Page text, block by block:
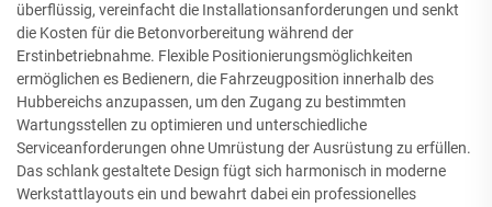
überflüssig, vereinfacht die Installationsanforderungen und senkt
die Kosten für die Betonvorbereitung während der
Erstinbetriebnahme. Flexible Positionierungsmöglichkeiten
ermöglichen es Bedienern, die Fahrzeugposition innerhalb des
Hubbereichs anzupassen, um den Zugang zu bestimmten
Wartungsstellen zu optimieren und unterschiedliche
Serviceanforderungen ohne Umrüstung der Ausrüstung zu erfüllen.
Das schlank gestaltete Design fügt sich harmonisch in moderne
Werkstattlayouts ein und bewahrt dabei ein professionelles